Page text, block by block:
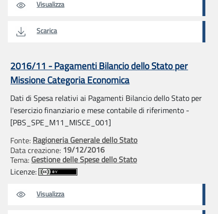
Visualizza
Scarica
2016/11 - Pagamenti Bilancio dello Stato per
Missione Categoria Economica
Dati di Spesa relativi ai Pagamenti Bilancio dello Stato per
l'esercizio finanziario e mese contabile di riferimento -
[PBS_SPE_M11_MISCE_001]
Fonte: Ragioneria Generale dello Stato
Data creazione: 19/12/2016
Tema: Gestione delle Spese dello Stato
Licenze:
Visualizza